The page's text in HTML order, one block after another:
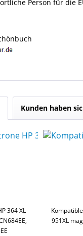
Person für die
Kunden haben
364 XL
951XL